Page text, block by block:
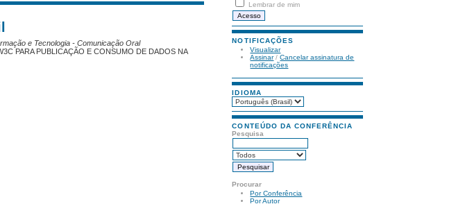
Lembrar de mim
NOTIFICAÇÕES
Visualizar
Assinar/Cancelar assinatura de
notificações
IDIOMA
CONTEÚDO DA CONFERÊNCIA
Pesquisa
Procurar
Por Conferência
Por Autor
e Tecnologia - Comunicação Oral
PARA PUBLICAÇÃO E CONSUMO DE DADOS NA